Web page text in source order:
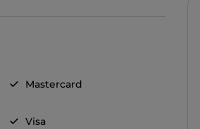
Mastercard
Visa